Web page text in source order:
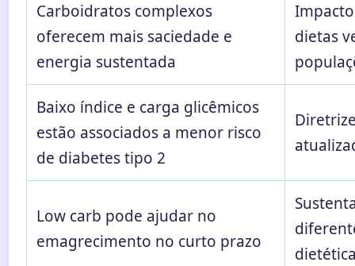
Carboidratos complexos
oferecem mais saciedade e
energia sustentada
dietas
Baixo índice e carga glicêmicos
estão associados a menor risco
de diabetes tipo 2
Low carb pode ajudar no
emagrecimento no curto prazo